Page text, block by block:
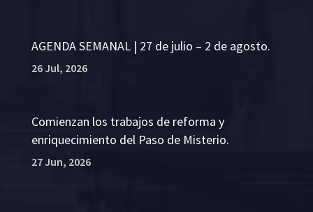
AGENDA SEMANAL | 27 de julio – 2 de agosto.
26 Jul, 2026
Comienzan los trabajos de reforma y
enriquecimiento del Paso de Misterio.
27 Jun, 2026